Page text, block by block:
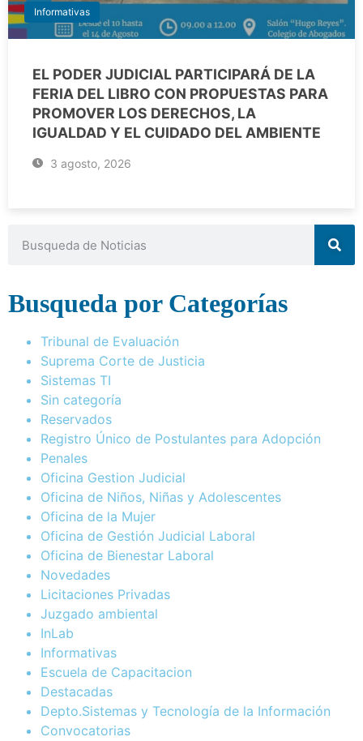
Informativas
EL PODER JUDICIAL PARTICIPARÁ DE LA
FERIA DEL LIBRO CON PROPUESTAS PARA
PROMOVER LOS DERECHOS, LA
IGUALDAD Y EL CUIDADO DEL AMBIENTE
3 agosto, 2026
Busqueda por Categorías
Tribunal de Evaluación
Suprema Corte de Justicia
Sistemas TI
Sin categoría
Reservados
Registro Único de Postulantes para Adopción
Penales
Oficina Gestion Judicial
Oficina de Niños, Niñas y Adolescentes
Oficina de la Mujer
Oficina de Gestión Judicial Laboral
Oficina de Bienestar Laboral
Novedades
Licitaciones Privadas
Juzgado ambiental
InLab
Informativas
Escuela de Capacitacion
Destacadas
Depto.Sistemas y Tecnología de la Información
Convocatorias